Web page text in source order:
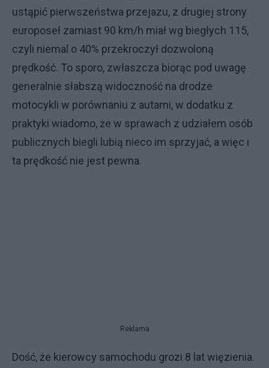
ustąpić pierwszeństwa przejazu, z drugiej strony
europoseł zamiast 90 km/h miał wg biegłych 115,
czyli niemal o 40% przekroczył dozwoloną
prędkość. To sporo, zwłaszcza biorąc pod uwagę
generalnie słabszą widoczność na drodze
motocykli w porównaniu z autami, w dodatku z
praktyki wiadomo, że w sprawach z udziałem osób
publicznych biegli lubią nieco im sprzyjać, a więc i
ta prędkość nie jest pewna.
Reklama
Dość, że kierowcy samochodu grozi 8 lat więzienia.